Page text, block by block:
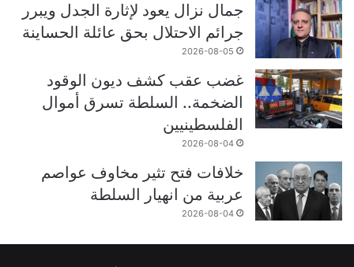
جمال نزال يعود لإثارة الجدل ويبرر
جرائم الاحتلال بحق عائلة الحساينة
2026-08-05
غضب عقب كشف ديون الوقود
الضخمة.. السلطة تسرق أموال
الفلسطينيين
2026-08-04
خلافات فتح تثير مخاوف عواصم
عربية من انهيار السلطة
2026-08-04